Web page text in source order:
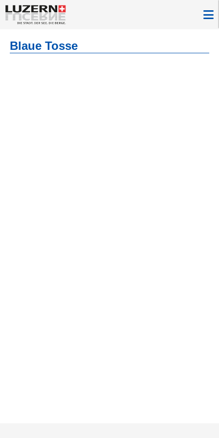
Blaue Tosse